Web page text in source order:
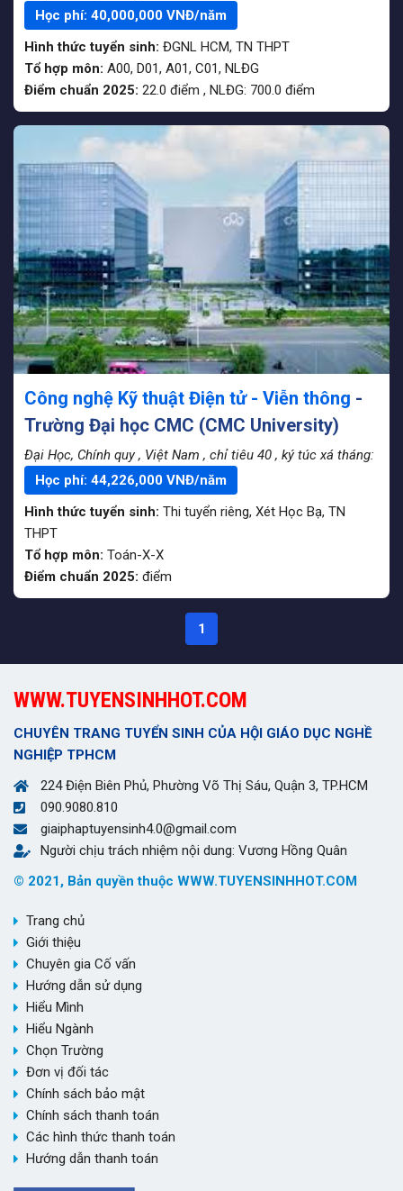
Học phí: 40,000,000 VNĐ/năm
Hình thức tuyển sinh: ĐGNL HCM, TN THPT
Tổ hợp môn: A00, D01, A01, C01, NLĐG
Điểm chuẩn 2025: 22.0 điểm , NLĐG: 700.0 điểm
Công nghệ Kỹ thuật Điện tử - Viễn thông -
Trường Đại học CMC (CMC University)
Đại Học, Chính quy , Việt Nam , chỉ tiêu 40 , ký túc xá tháng:
Học phí: 44,226,000 VNĐ/năm
Hình thức tuyển sinh: Thi tuyển riêng, Xét Học Bạ, TN
THPT
Tổ hợp môn: Toán-X-X
Điểm chuẩn 2025: điểm
1
WWW.TUYENSINHHOT.COM
CHUYÊN TRANG TUYỂN SINH CỦA HỘI GIÁO DỤC NGHỀ
NGHIỆP TPHCM
224 Điện Biên Phủ, Phường Võ Thị Sáu, Quận 3, TP.HCM
090.9080.810
giaiphaptuyensinh4.0@gmail.com
Người chịu trách nhiệm nội dung: Vương Hồng Quân
© 2021, Bản quyền thuộc WWW.TUYENSINHHOT.COM
Trang chủ
Giới thiệu
Chuyên gia Cố vấn
Hướng dẫn sử dụng
Hiểu Mình
Hiểu Ngành
Chọn Trường
Đơn vị đối tác
Chính sách bảo mật
Chính sách thanh toán
Các hình thức thanh toán
Hướng dẫn thanh toán